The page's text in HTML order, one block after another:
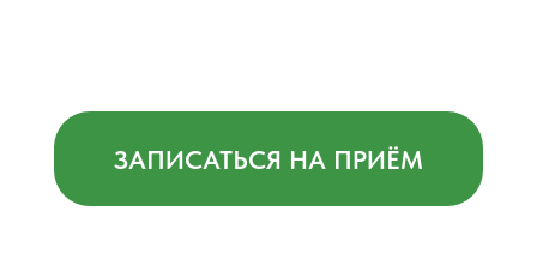
ЗАПИСАТЬСЯ НА ПРИЁМ